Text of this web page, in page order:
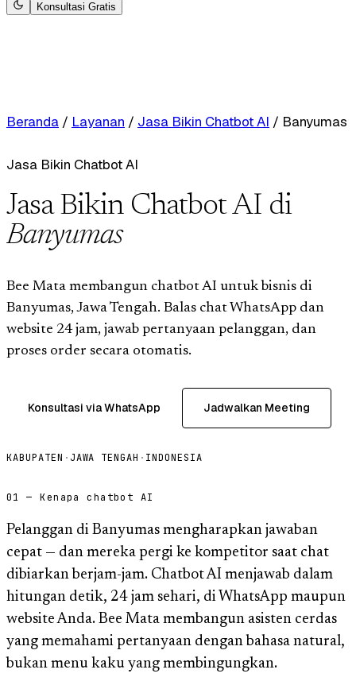
Konsultasi Gratis
Beranda / Layanan / Jasa Bikin Chatbot AI / Banyumas
Jasa Bikin Chatbot AI
Jasa Bikin Chatbot AI di
Banyumas
Bee Mata membangun chatbot AI untuk bisnis di
Banyumas, Jawa Tengah. Balas chat WhatsApp dan
website 24 jam, jawab pertanyaan pelanggan, dan
proses order secara otomatis.
Konsultasi via WhatsApp Jadwalkan Meeting
KABUPATEN · JAWA TENGAH · INDONESIA
01 — Kenapa chatbot AI
Pelanggan di Banyumas mengharapkan jawaban
cepat — dan mereka pergi ke kompetitor saat chat
dibiarkan berjam-jam. Chatbot AI menjawab dalam
hitungan detik, 24 jam sehari, di WhatsApp maupun
website Anda. Bee Mata membangun asisten cerdas
yang memahami pertanyaan dengan bahasa natural,
bukan menu kaku yang membingungkan.